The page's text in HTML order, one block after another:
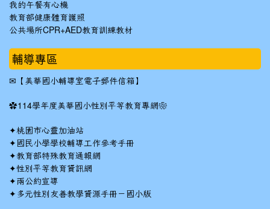
我的午餐有心機
教育部健康體育護照
公共場所CPR+AED教育訓練教材
輔導專區
✉ 【美華國小輔導室電子郵件信箱】
✿114學年度美華國小性別平等教育專網❀
✦桃園市心靈加油站
✦ 國民小學學校輔導工作參考手冊
✦教育部特殊教育通報網
✦性別平等教育資訊網
✦兩公約宣導
✦ 多元性別友善教學資源手冊－國小版